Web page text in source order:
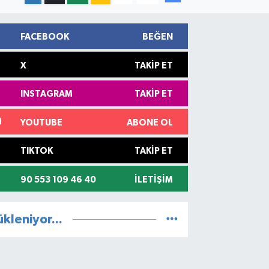
FACEBOOK BEĞEN
X TAKIP ET
INSTAGRAM TAKIP ET
YOUTUBE ABONE OL
TIKTOK TAKIP ET
90 553 109 46 40 İLETIŞIM